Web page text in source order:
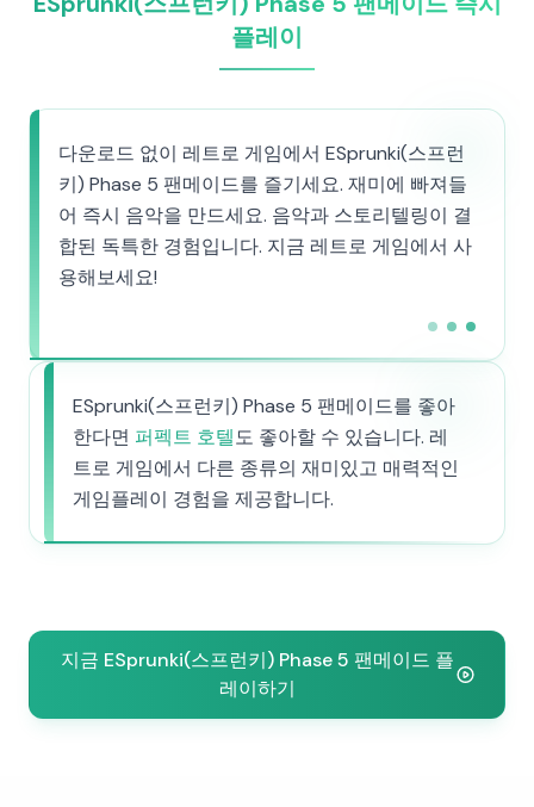
플레이
다운로드 없이 레트로 게임에서 ESprunki(스프런
키) Phase 5 팬메이드를 즐기세요. 재미에 빠져들
어 즉시 음악을 만드세요. 음악과 스토리텔링이 결
합된 독특한 경험입니다. 지금 레트로 게임에서 사
용해보세요!
ESprunki(스프런키) Phase 5 팬메이드를 좋아
한다면 퍼펙트 호텔도 좋아할 수 있습니다. 레
트로 게임에서 다른 종류의 재미있고 매력적인
게임플레이 경험을 제공합니다.
지금 ESprunki(스프런키) Phase 5 팬메이드 플
레이하기